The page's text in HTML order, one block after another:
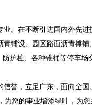
。在不断引进国内外先
设、园区路面沥青摊
护桩、各种锥桶等停车
，立足广东，面向全
您的事业增添绿叶，为